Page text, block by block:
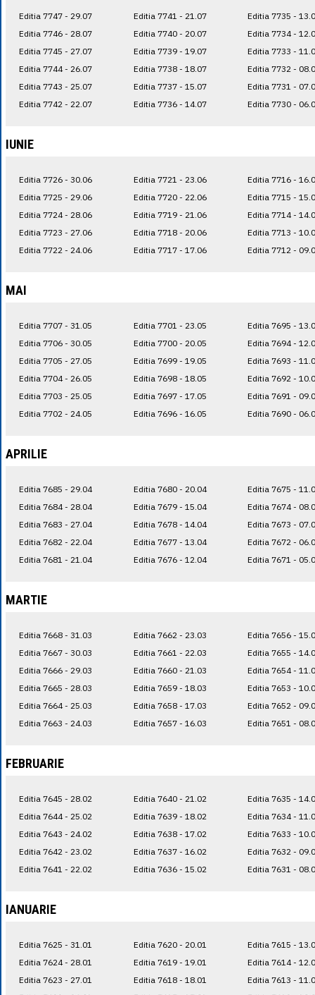
Editia 7747 - 29.07
Editia 7746 - 28.07
Editia 7745 - 27.07
Editia 7744 - 26.07
Editia 7743 - 25.07
Editia 7742 - 22.07
Editia 7741 - 21.07
Editia 7740 - 20.07
Editia 7739 - 19.07
Editia 7738 - 18.07
Editia 7737 - 15.07
Editia 7736 - 14.07
Editia 7735 -
Editia 7734 -
Editia 7733 -
Editia 7732 -
Editia 7731 -
Editia 7730 -
IUNIE
Editia 7726 - 30.06
Editia 7725 - 29.06
Editia 7724 - 28.06
Editia 7723 - 27.06
Editia 7722 - 24.06
Editia 7721 - 23.06
Editia 7720 - 22.06
Editia 7719 - 21.06
Editia 7718 - 20.06
Editia 7717 - 17.06
Editia 7716 -
Editia 7715 -
Editia 7714 -
Editia 7713 -
Editia 7712 -
MAI
Editia 7707 - 31.05
Editia 7706 - 30.05
Editia 7705 - 27.05
Editia 7704 - 26.05
Editia 7703 - 25.05
Editia 7702 - 24.05
Editia 7701 - 23.05
Editia 7700 - 20.05
Editia 7699 - 19.05
Editia 7698 - 18.05
Editia 7697 - 17.05
Editia 7696 - 16.05
Editia 7695 -
Editia 7694 -
Editia 7693 -
Editia 7692 -
Editia 7691 -
Editia 7690 -
APRILIE
Editia 7685 - 29.04
Editia 7684 - 28.04
Editia 7683 - 27.04
Editia 7682 - 22.04
Editia 7681 - 21.04
Editia 7680 - 20.04
Editia 7679 - 15.04
Editia 7678 - 14.04
Editia 7677 - 13.04
Editia 7676 - 12.04
Editia 7675 -
Editia 7674 -
Editia 7673 -
Editia 7672 -
Editia 7671 -
MARTIE
Editia 7668 - 31.03
Editia 7667 - 30.03
Editia 7666 - 29.03
Editia 7665 - 28.03
Editia 7664 - 25.03
Editia 7663 - 24.03
Editia 7662 - 23.03
Editia 7661 - 22.03
Editia 7660 - 21.03
Editia 7659 - 18.03
Editia 7658 - 17.03
Editia 7657 - 16.03
Editia 7656 -
Editia 7655 -
Editia 7654 -
Editia 7653 -
Editia 7652 -
Editia 7651 -
FEBRUARIE
Editia 7645 - 28.02
Editia 7644 - 25.02
Editia 7643 - 24.02
Editia 7642 - 23.02
Editia 7641 - 22.02
Editia 7640 - 21.02
Editia 7639 - 18.02
Editia 7638 - 17.02
Editia 7637 - 16.02
Editia 7636 - 15.02
Editia 7635 -
Editia 7634 -
Editia 7633 -
Editia 7632 -
Editia 7631 -
IANUARIE
Editia 7625 - 31.01
Editia 7624 - 28.01
Editia 7623 - 27.01
Editia 7620 - 20.01
Editia 7619 - 19.01
Editia 7618 - 18.01
Editia 7615 -
Editia 7614 -
Editia 7613 -